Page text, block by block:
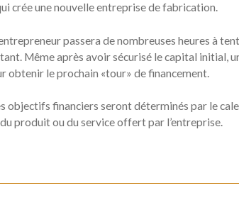
crée une nouvelle entreprise de fabrication.
passera de nombreuses heures à
Même après avoir sécurisé le capital initial,
obtenir le prochain «tour» de financement.
objectifs financiers seront déterminés par le
produit ou du service offert par l’entreprise.